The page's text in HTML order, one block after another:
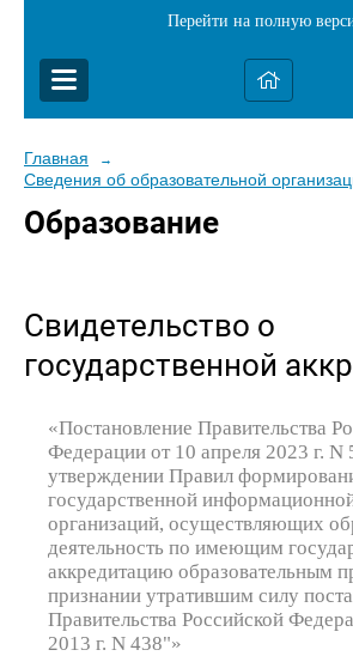
Перейти на полную
Главная →
Сведения об образовательной
Образование
Свидетельство о
государственной
«Постановление Правительства
Федерации от 10 апреля 2023 г.
утверждении Правил
государственной
организаций, осуществляющих
деятельность по имеющим
аккредитацию образовательным
признании утратившим силу
Правительства Российской
2013 г. N 438"»